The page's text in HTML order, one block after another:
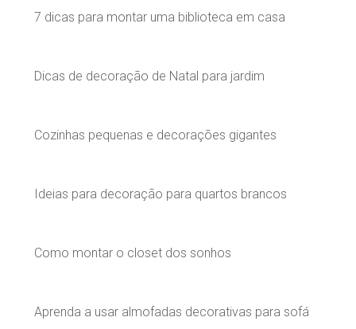
7 dicas para montar uma biblioteca em casa
Dicas de decoração de Natal para jardim
Cozinhas pequenas e decorações gigantes
Ideias para decoração para quartos brancos
Como montar o closet dos sonhos
Aprenda a usar almofadas decorativas para sofá